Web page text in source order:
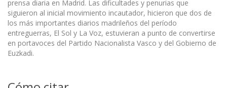
prensa diaria en Madrid. Las dificultades y penurias que
siguieron al inicial movimiento incautador, hicieron que dos de
los más importantes diarios madrileños del período
entreguerras, El Sol y La Voz, estuvieran a punto de convertirse
en portavoces del Partido Nacionalista Vasco y del Gobierno de
Euzkadi.